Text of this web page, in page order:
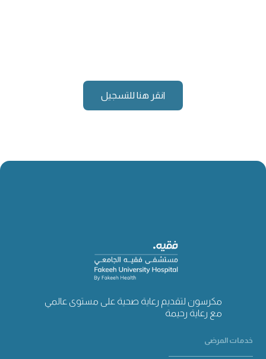
انقر هنا للتسجيل
مكرسون لتقديم رعاية صحية على مستوى عالمي
مع رعاية رحيمة
خدمات المرضى